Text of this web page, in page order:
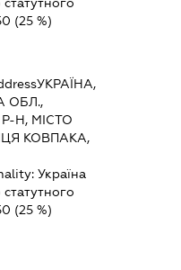
(25 %)
УКРАЇНА,
ОБЛ.,
Н, МІСТО
КОВПАКА,
Україна
(25 %)